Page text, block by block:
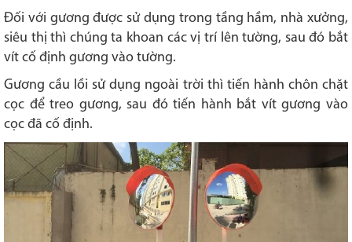
Đối với gương được sử dụng trong tầng hầm, nhà xưởng,
siêu thị thì chúng ta khoan các vị trí lên tường, sau đó bắt
vít cố định gương vào tường.
Gương cầu lồi sử dụng ngoài trời thì tiến hành chôn chặt
cọc để treo gương, sau đó tiến hành bắt vít gương vào
cọc đã cố định.